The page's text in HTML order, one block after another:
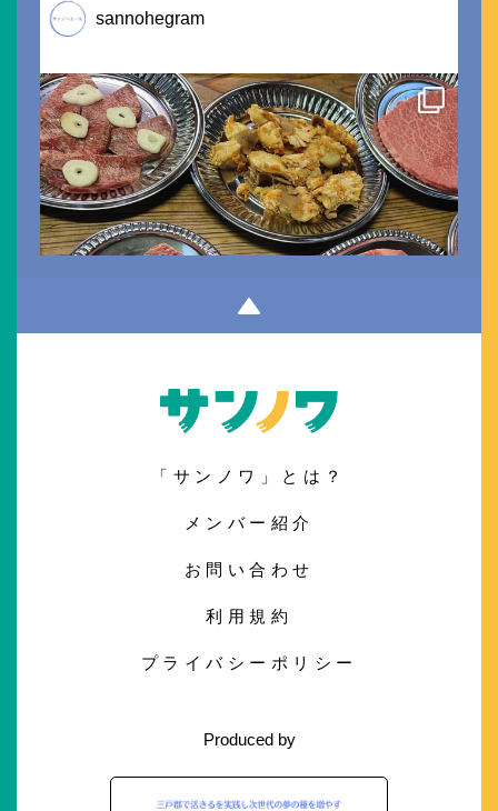
sannohegram
「サンノワ」とは？
メンバー紹介
お問い合わせ
利用規約
プライバシーポリシー
Produced by